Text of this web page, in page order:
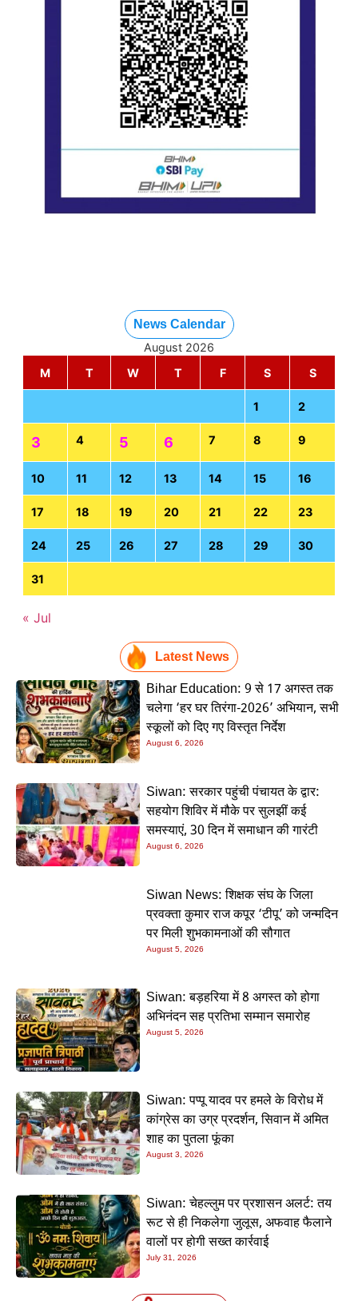
News Calendar
August 2026
M
T W T F S S
1 2
3 4 5 6 7 8 9
10 11 12 13 14 15 16
17 18 19 20 21 22 23
24 25 26 27 28 29 30
31
« Jul
Latest News
Bihar Education: 9 से 17 अगस्त तक
चलेगा ‘हर घर तिरंगा-2026’ अभियान, सभी
स्कूलों को दिए गए विस्तृत निर्देश
August 6, 2026
Siwan: सरकार पहुंची पंचायत के द्वार:
सहयोग शिविर में मौके पर सुलझीं कई
समस्याएं, 30 दिन में समाधान की गारंटी
August 6, 2026
Siwan News: शिक्षक संघ के जिला
प्रवक्ता कुमार राज कपूर ‘टीपू’ को जन्मदिन
पर मिली शुभकामनाओं की सौगात
August 5, 2026
Siwan: बड़हरिया में 8 अगस्त को होगा
अभिनंदन सह प्रतिभा सम्मान समारोह
August 5, 2026
Siwan: पप्पू यादव पर हमले के विरोध में
कांग्रेस का उग्र प्रदर्शन, सिवान में अमित
शाह का पुतला फूंका
August 3, 2026
Siwan: चेहल्लुम पर प्रशासन अलर्ट: तय
रूट से ही निकलेगा जुलूस, अफवाह फैलाने
वालों पर होगी सख्त कार्रवाई
July 31, 2026